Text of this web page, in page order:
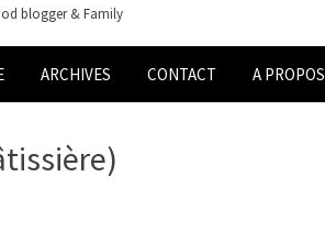
blogger & Family
ARCHIVES CONTACT A PROPOS